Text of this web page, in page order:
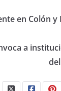
en Colón
a